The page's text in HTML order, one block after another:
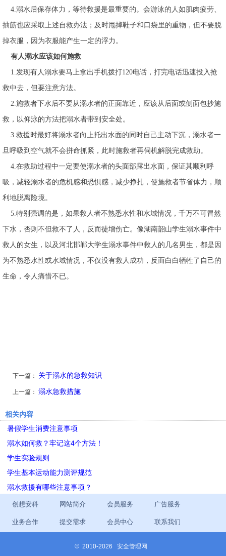
4.溺水后保存体力，等待救援是最重要的。会游泳的人如肌肉疲劳、
抽筋也应采取上述自救办法；及时甩掉鞋子和口袋里的重物，但不要脱
掉衣服，因为衣服能产生一定的浮力。
有人溺水应该如何施救
1.发现有人溺水要马上拿出手机拨打120电话，打完电话迅速投入抢
救中去，但要注意方法。
2.施救者下水后不要从溺水者的正面靠近，应该从后面或侧面包抄施
救，以仰泳的方法把溺水者带到安全处。
3.救援时最好将溺水者向上托出水面的同时自己主动下沉，溺水者一
旦呼吸到空气就不会拼命抓紧，此时施救者再伺机解脱完成救助。
4.在救助过程中一定要使溺水者的头面部露出水面，保证其顺利呼
吸，减轻溺水者的危机感和恐惧感，减少挣扎，使施救者节省体力，顺
利地脱离险境。
5.特别强调的是，如果救人者不熟悉水性和水域情况，千万不可冒然
下水，否则不但救不了人，反而徒增伤亡。像湖南韶山学生溺水事件中
救人的女生，以及河北邯郸大学生溺水事件中救人的几名男生，都是因
为不熟悉水性或水域情况，不仅没有救人成功，反而白白牺牲了自己的
生命，令人痛惜不已。
下一篇： 关于溺水的急救知识
上一篇： 溺水急救措施
相关内容
暑假学生消费注意事项
溺水如何救？牢记这4个方法！
学生实验规则
学生基本运动能力测评规范
溺水救援有哪些注意事项？
创想安科 网站简介 会员服务 广告服务
业务合作 提交需求 会员中心 联系我们
© 2010-2026 安全管理网